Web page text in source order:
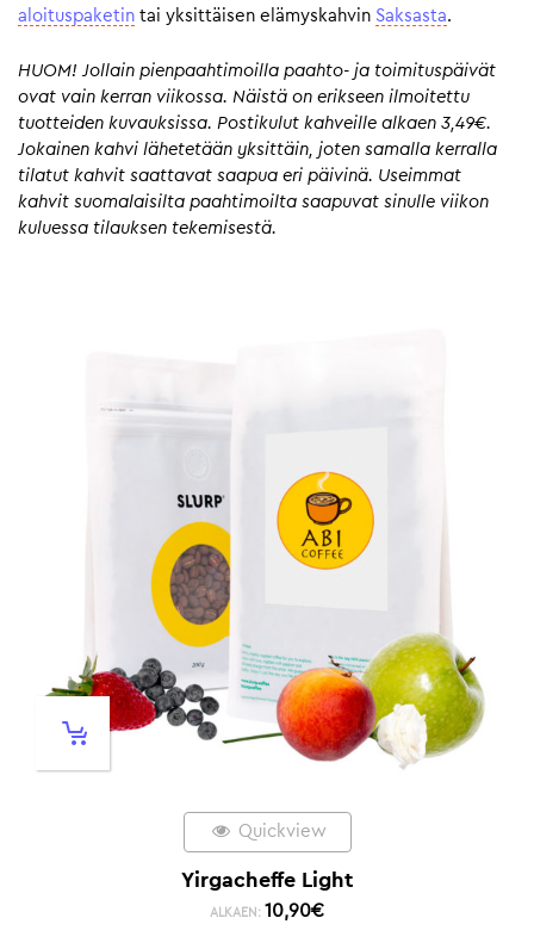
aloituspaketin tai yksittäisen elämyskahvin Saksasta.
HUOM! Jollain pienpaahtimoilla paahto- ja toimituspäivät
ovat vain kerran viikossa. Näistä on erikseen ilmoitettu
tuotteiden kuvauksissa. Postikulut kahveille alkaen 3,49€.
Jokainen kahvi lähetetään yksittäin, joten samalla kerralla
tilatut kahvit saattavat saapua eri päivinä. Useimmat
kahvit suomalaisilta paahtimoilta saapuvat sinulle viikon
kuluessa tilauksen tekemisestä.
Quickview
Yirgacheffe Light
ALKAEN: 10,90€